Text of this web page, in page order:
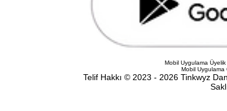
Mobil Uygulama Üyelik
Mobil Uygulama
Telif Hakkı © 2023 - 2026 Tinkwyz